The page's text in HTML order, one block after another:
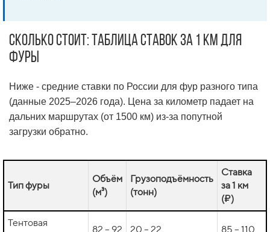
Сколько стоит: таблица ставок за 1 км для
фуры
Ниже - средние ставки по России для фур разного типа
(данные 2025–2026 года). Цена за километр падает на
дальних маршрутах (от 1500 км) из-за попутной
загрузки обратно.
Тип фуры
Объём
(м³)
Грузоподъёмность
(тонн)
Ставка
за 1 км
(₽)
Тентовая
82 – 92 20 – 22 85 – 110